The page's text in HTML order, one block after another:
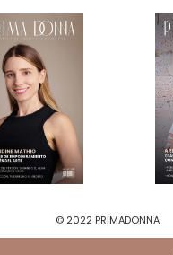
© 2022 PRIMADONNA